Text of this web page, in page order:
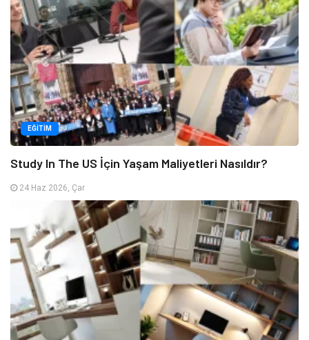
EĞITIM
Study In The US İçin Yaşam Maliyetleri Nasıldır?
24 Haz 2026, Çar